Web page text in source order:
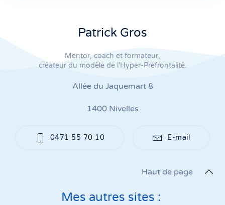
Patrick Gros
Mentor, coach et formateur,
créateur du modèle de l’Hyper-Préfrontalité.
Allée du Jaquemart 8
1400 Nivelles
0471 55 70 10 E-mail
Haut de page
Mes autres sites :